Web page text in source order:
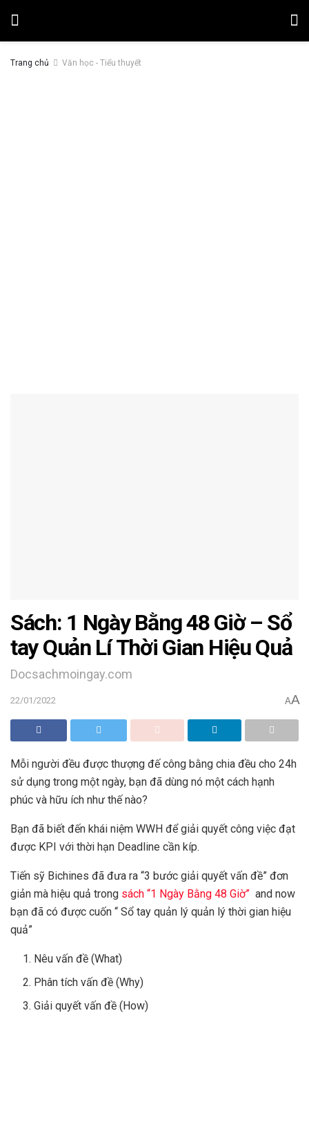
Trang chủ Văn học - Tiểu thuyết
Sách: 1 Ngày Bằng 48 Giờ – Sổ
tay Quản Lí Thời Gian Hiệu Quả
Docsachmoingay.com
22/01/2022 AA
Mỗi người đều được thượng đế công bằng chia đều cho 24h
sử dụng trong một ngày, bạn đã dùng nó một cách hạnh
phúc và hữu ích như thế nào?
Bạn đã biết đến khái niệm WWH để giải quyết công việc đạt
được KPI với thời hạn Deadline cần kíp.
Tiến sỹ Bichines đã đưa ra “3 bước giải quyết vấn đề” đơn
giản mà hiệu quả trong sách “1 Ngày Bằng 48 Giờ” and now
bạn đã có được cuốn “ Sổ tay quản lý quản lý thời gian hiệu
quả”
Nêu vấn đề (What)
Phân tích vấn đề (Why)
Giải quyết vấn đề (How)